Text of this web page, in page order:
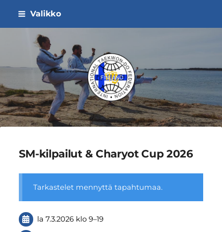
Siirry
sisältöön
Valikko
ITF Taekwon-do Liitto ry
SM-kilpailut & Charyot Cup 2026
Tarkastelet mennyttä tapahtumaa.
la 7.3.2026 klo 9–19